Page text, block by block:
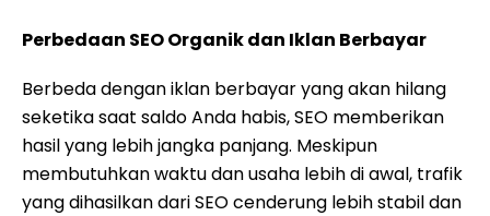
Perbedaan SEO Organik dan Iklan Berbayar
Berbeda dengan iklan berbayar yang akan hilang
seketika saat saldo Anda habis, SEO memberikan
hasil yang lebih jangka panjang. Meskipun
membutuhkan waktu dan usaha lebih di awal, trafik
yang dihasilkan dari SEO cenderung lebih stabil dan